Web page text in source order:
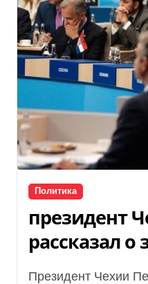
Политика
президент
рассказал о
встрече в
Президент Чехии Петр Павел рассказал,